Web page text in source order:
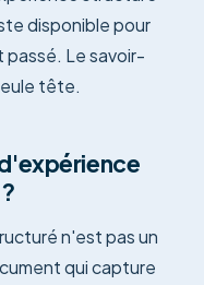
disponible pour
Le savoir-
tête.
n'est pas un
qui capture